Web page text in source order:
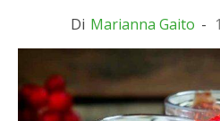
Di Marianna Gaito -